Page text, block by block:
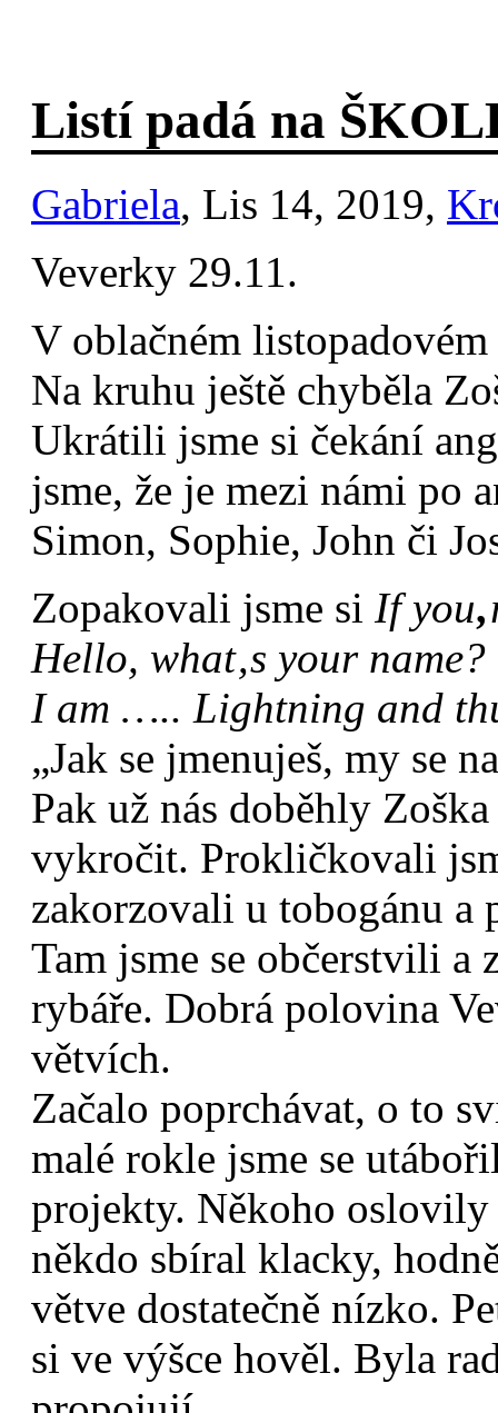
Listí padá na
Gabriela, Lis 14, 2019,
Veverky 29.11.
V oblačném
Na kruhu ještě chyběla
Ukrátili jsme si čekání
jsme, že je mezi námi po
Simon, Sophie, John či
Zopakovali jsme si If you‚
Hello, what‚s your name?
I am ….. Lightning and
„Jak se jmenuješ, my se
Pak už nás doběhly
vykročit. Prokličkovali
zakorzovali u tobogánu a
Tam jsme se občerstvili a
rybáře. Dobrá polovina
větvích.
Začalo poprchávat, o to
malé rokle jsme se
projekty. Někoho
někdo sbíral klacky,
větve dostatečně nízko.
si ve výšce hověl. Byla